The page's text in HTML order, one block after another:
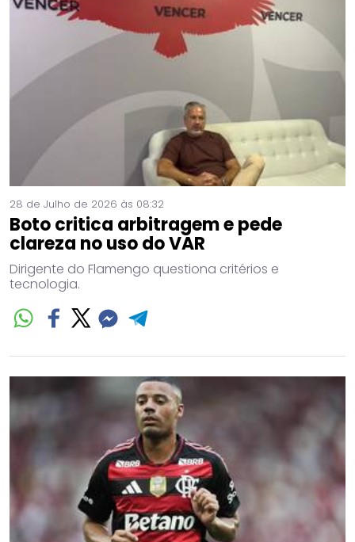
28 de Julho de 2026 às 08:32
Boto critica arbitragem e pede
clareza no uso do VAR
Dirigente do Flamengo questiona critérios e
tecnologia.